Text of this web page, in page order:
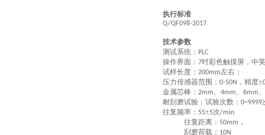
执行标准
Q/QF098-2017
技术参数
测试系统： PLC
操作界面： 7吋彩色触摸屏 ， 中
试样长度： 200mm左右；
压力传感器范围： 0-50N ， 精度±
金属芯棒： 2mm、 4mm、 6mm、
耐刮磨试验：试验次数： 0~9999
往复频率： 55±5次/min
往复距离： 50mm ，
刮磨荷载： 10N